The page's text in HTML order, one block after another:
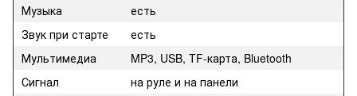
Музыка
есть
Звук при старте
есть
Мультимедиа
MP3, USB, TF-карта, Bluetooth
Сигнал
на руле и на панели